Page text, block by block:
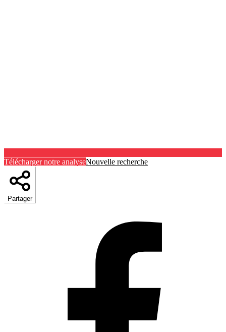
Télécharger notre analyseNouvelle recherche
Partager